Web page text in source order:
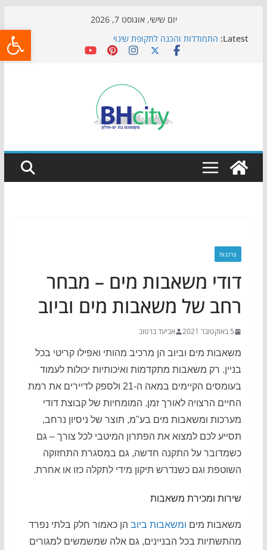
יום שישי, אוגוסט 7, 2026
Latest: התמודדות והכנה לתקופת שינוי
אי ההרפתקאות ממשיך לכבוש את הגינות: מאות משפחות
כדורגל באווירה מיוחדת: הקרנת גמר המונדיאל בטרמינל
הקיץ של בני הנוער בבת־ים: חוף הריביירה הופך למרחב
בטוח בשעות הערב
צרכנות
דודי משאבות מים – מבחר
רחב של משאבות מים וביוב
5 באוקטובר 2021 אביעד ברטוב
משאבות מים וביוב הן מרכיב מהותי ואפילו קריטי בכל
בניין. רק משאבות מתקדמות ואיכותיות יכולות לעמוד
בעומסים הקיימים במאה ה-21 ולספק לדיירים את רמת
החיים הרצויה לאורך זמן. המומחיות של קבוצת דודי
מערכות ומשאבות מים בע"מ, תוצר של ניסיון נרחב,
תסייע לכם למצוא את הפתרון המיטבי לכל צורך – גם
כשמדובר על התקנה חדשה, גם במסגרת התחזוקה
השוטפת וגם כשנדרש תיקון מידי לתקלה כזו או אחרת.
שירות ומכירת משאבות
משאבות מים ומשאבות ביובהן כאמור חלק בלתי נפרד
מהתשתיות בכל הבניינים, גם אלה שמשמשים למגורים